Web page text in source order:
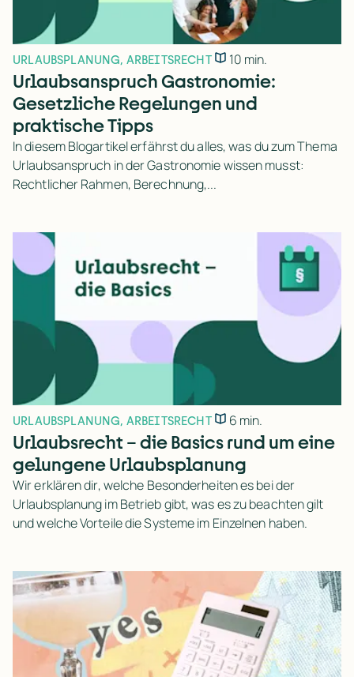
URLAUBSPLANUNG, ARBEITSRECHT 10 min.
Urlaubsanspruch Gastronomie:
Gesetzliche Regelungen und
praktische Tipps
In diesem Blogartikel erfährst du alles, was du zum Thema
Urlaubsanspruch in der Gastronomie wissen musst:
Rechtlicher Rahmen, Berechnung,...
URLAUBSPLANUNG ARBEITSRECHT 6 min.
Urlaubsrecht – die Basics rund um eine
gelungene Urlaubsplanung
Wir erklären dir, welche Besonderheiten es bei der
Urlaubsplanung im Betrieb gibt, was es zu beachten gilt
und welche Vorteile die Systeme im Einzelnen haben.